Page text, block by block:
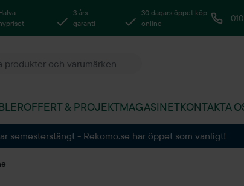
3 års
garanti
30 dagars öppet köp
online
OFFERT & PROJEKTMAGASINETKONTAKTA
semesterstängt - Rekomo.se har öppet som vanligt!